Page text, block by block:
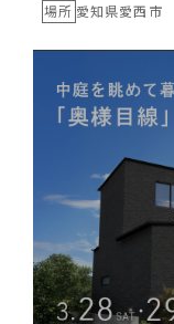
場所 愛知県愛西市